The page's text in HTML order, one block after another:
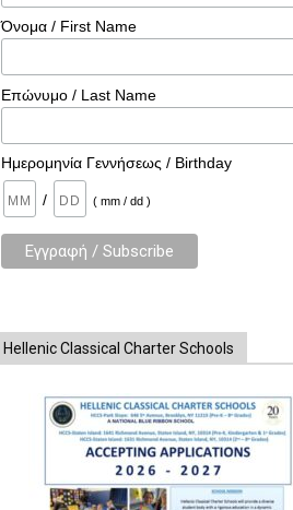
Όνομα / First Name
Επώνυμο / Last Name
Ημερομηνία Γεννήσεως / Birthday
/ ( mm / dd )
Hellenic Classical Charter Schools